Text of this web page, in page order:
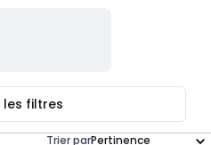
les filtres
Trier par